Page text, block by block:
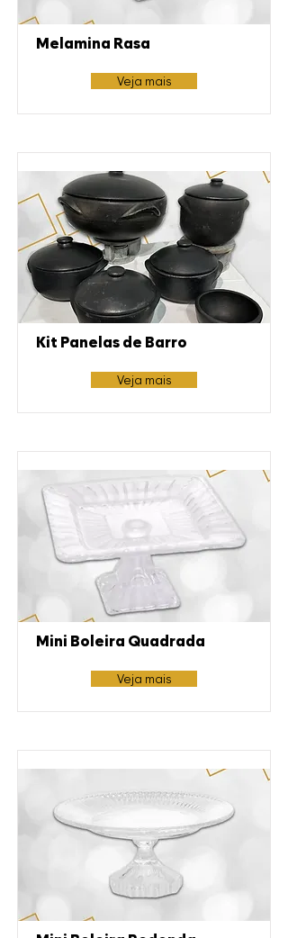
Melamina Rasa
Veja mais
Kit Panelas de Barro
Veja mais
Mini Boleira Quadrada
Veja mais